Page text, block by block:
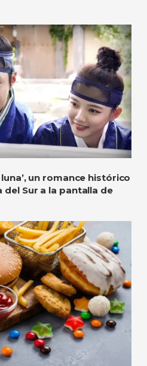
un romance histórico
del Sur a la pantalla de